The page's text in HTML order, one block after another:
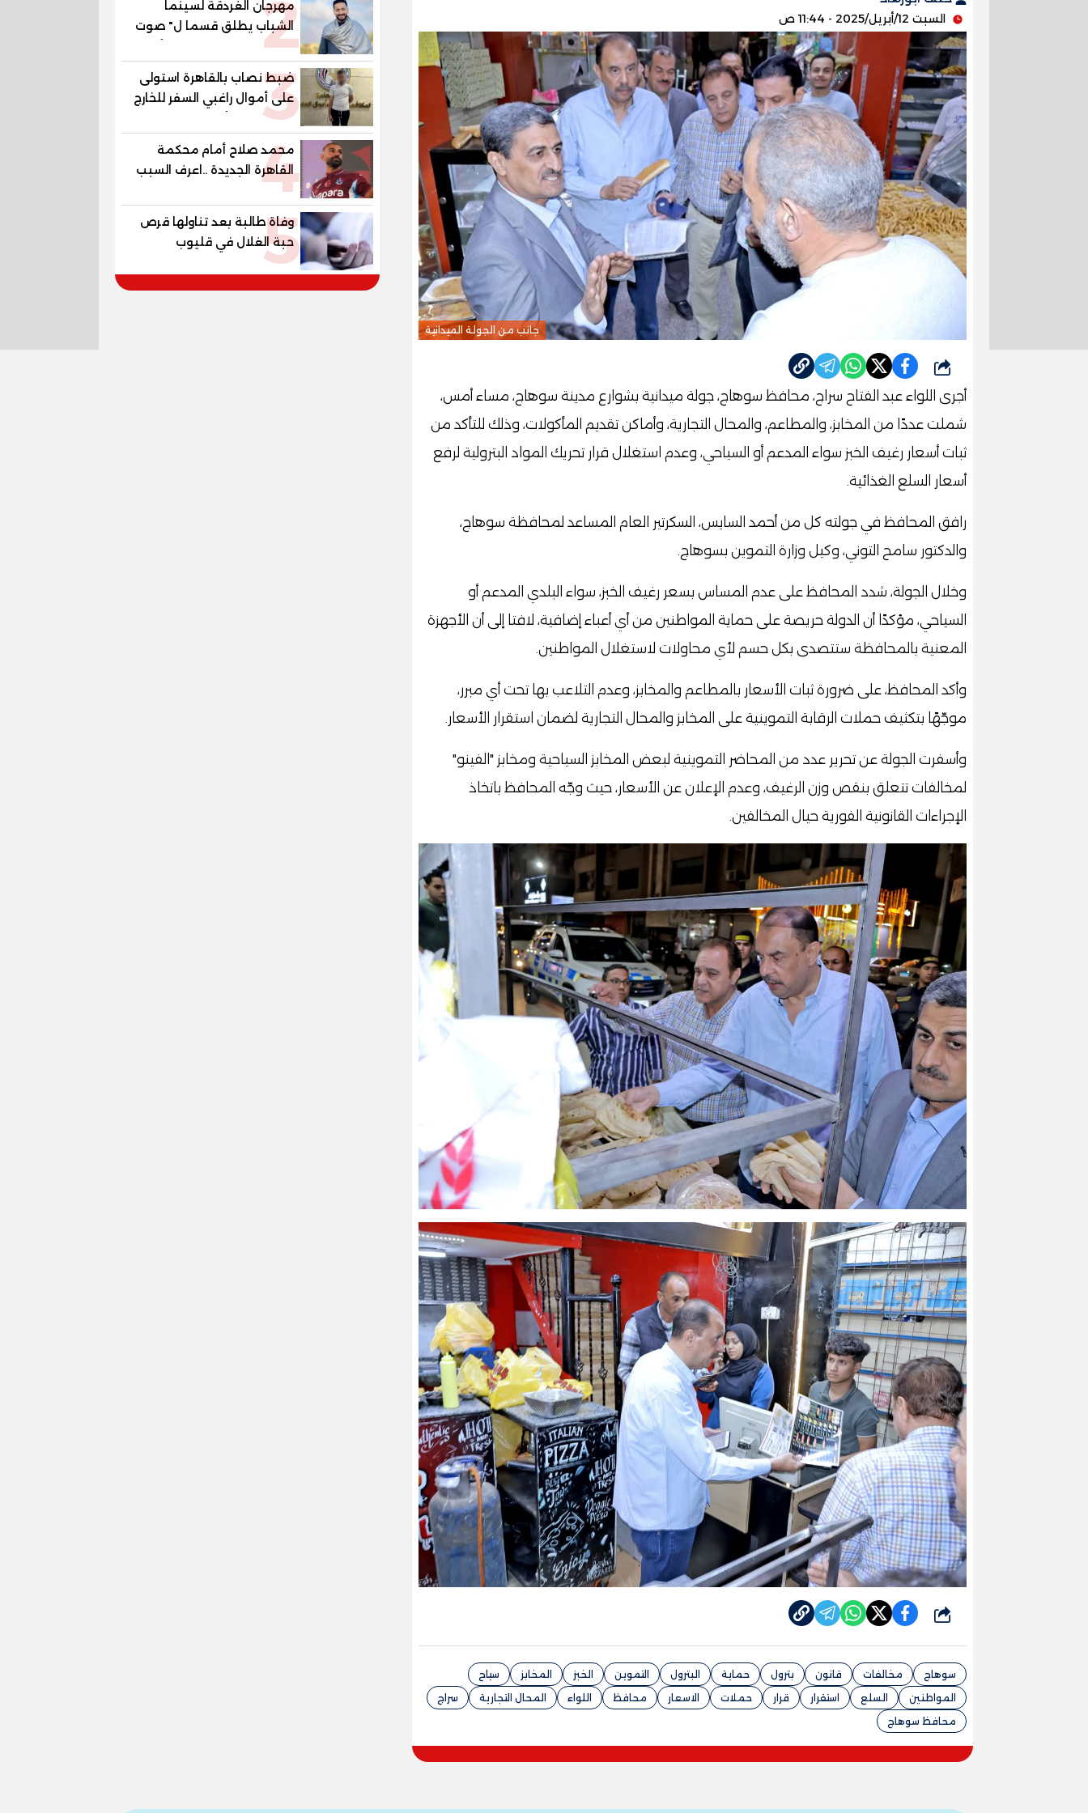
السبت 12/أبريل/2025 - 11:44 ص
جانب من الجولة الميدانية
شارك
أجرى اللواء عبد الفتاح سراج، محافظ سوهاج، جولة ميدانية بشوارع مدينة سوهاج، مساء أمس،
شملت عددًا من المخابز، والمطاعم، والمحال التجارية، وأماكن تقديم المأكولات، وذلك للتأكد من
ثبات أسعار رغيف الخبز سواء المدعم أو السياحي، وعدم استغلال قرار تحريك المواد البترولية لرفع
أسعار السلع الغذائية.
رافق المحافظ في جولته كل من أحمد السايس، السكرتير العام المساعد لمحافظة سوهاج،
والدكتور سامح التوني، وكيل وزارة التموين بسوهاج.
وخلال الجولة، شدد المحافظ على عدم المساس بسعر رغيف الخبز، سواء البلدي المدعم أو
السياحي، مؤكدًا أن الدولة حريصة على حماية المواطنين من أي أعباء إضافية، لافتا إلى أن الأجهزة
المعنية بالمحافظة ستتصدى بكل حسم لأي محاولات لاستغلال المواطنين.
وأكد المحافظ، على ضرورة ثبات الأسعار بالمطاعم والمخابز، وعدم التلاعب بها تحت أي مبرر،
موجّهًا بتكثيف حملات الرقابة التموينية على المخابز والمحال التجارية لضمان استقرار الأسعار.
وأسفرت الجولة عن تحرير عدد من المحاضر التموينية لبعض المخابز السياحية ومخابز "الفينو"
لمخالفات تتعلق بنقص وزن الرغيف، وعدم الإعلان عن الأسعار، حيث وجّه المحافظ باتخاذ
الإجراءات القانونية الفورية حيال المخالفين.
شارك
سوهاج مخالفات قانون بترول حماية البترول التموين الخبز المخابز
سياح
المواطنين
السلع استقرار قرار حملات الاسعار محافظ اللواء المحال التجارية
سراج
محافظ سوهاج
2
مهرجان الغردقة لسينما
الشباب يطلق قسما ل" صوت
السينما" ..وحمادة هلال أول
المكرمين
3
ضبط نصاب بالقاهرة استولى
على أموال راغبي السفر للخارج
بزعم توفير تأشيرات
4
محمد صلاح أمام محكمة
القاهرة الجديدة ..اعرف السبب
5
وفاة طالبة بعد تناولها قرص
حبة الغلال في قليوب